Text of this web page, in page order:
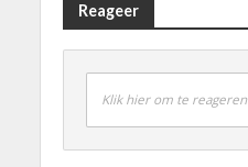
Reageer
Klik hier om te reageren